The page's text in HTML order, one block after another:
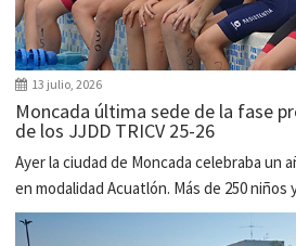
13 julio, 2026
Moncada última sede de la fase
de los JJDD TRICV 25-26
Ayer la ciudad de Moncada celebraba un
en modalidad Acuatlón. Más de 250 niños